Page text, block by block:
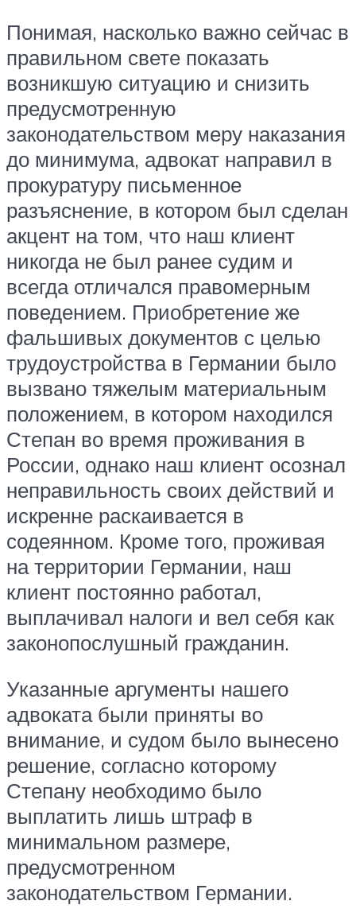
Понимая, насколько важно сейчас в
правильном свете показать
возникшую ситуацию и снизить
предусмотренную
законодательством меру наказания
до минимума, адвокат направил в
прокуратуру письменное
разъяснение, в котором был сделан
акцент на том, что наш клиент
никогда не был ранее судим и
всегда отличался правомерным
поведением. Приобретение же
фальшивых документов с целью
трудоустройства в Германии было
вызвано тяжелым материальным
положением, в котором находился
Степан во время проживания в
России, однако наш клиент осознал
неправильность своих действий и
искренне раскаивается в
содеянном. Кроме того, проживая
на территории Германии, наш
клиент постоянно работал,
выплачивал налоги и вел себя как
законопослушный гражданин.
Указанные аргументы нашего
адвоката были приняты во
внимание, и судом было вынесено
решение, согласно которому
Степану необходимо было
выплатить лишь штраф в
минимальном размере,
предусмотренном
законодательством Германии.